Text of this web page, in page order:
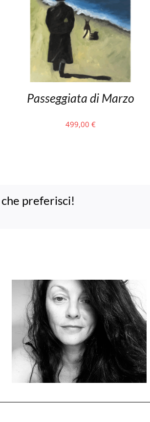
Passeggiata di Marzo
499,00 €
preferisci!